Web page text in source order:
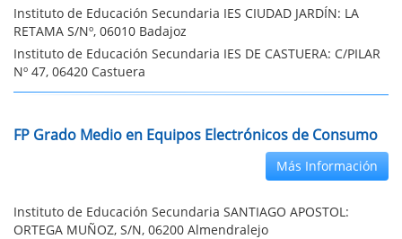
Instituto de Educación Secundaria IES CIUDAD JARDÍN: LA
RETAMA S/Nº, 06010 Badajoz
Instituto de Educación Secundaria IES DE CASTUERA: C/PILAR
Nº 47, 06420 Castuera
FP Grado Medio en Equipos Electrónicos de Consumo
Más Información
Instituto de Educación Secundaria SANTIAGO APOSTOL:
ORTEGA MUÑOZ, S/N, 06200 Almendralejo